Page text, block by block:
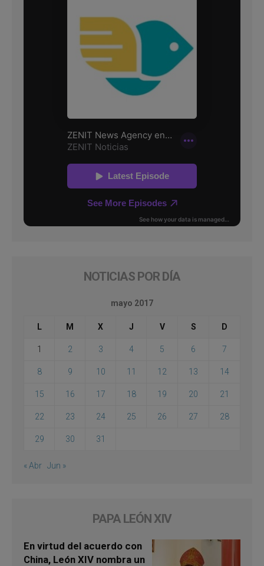
NOTICIAS POR DÍA
mayo 2017
L M X J V S D
1 2 3 4 5 6 7
8 9 10 11 12 13 14
15 16 17 18 19 20 21
22 23 24 25 26 27 28
29 30 31
« Abr Jun »
PAPA LEÓN XIV
En virtud del acuerdo con
China, León XIV nombra un